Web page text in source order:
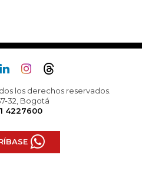
los derechos reservados.
32, Bogotá
4227600